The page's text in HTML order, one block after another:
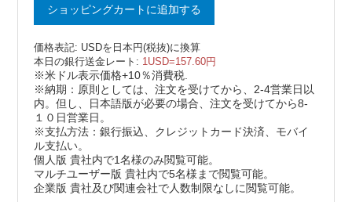
ショッピングカートに追加する
価格表記: USDを日本円(税抜)に換算
本日の銀行送金レート: 1USD=157.60円
※米ドル表示価格+10％消費税.
※納期：原則としては、注文を受けてから、2-4営業日以
内。但し、日本語版が必要の場合、注文を受けてから8-
１０日営業日。
※支払方法：銀行振込、クレジットカード決済、モバイ
ル支払い。
個人版 貴社内で1名様のみ閲覧可能。
マルチユーザー版 貴社内で5名様まで閲覧可能。
企業版 貴社及び関連会社で人数制限なしに閲覧可能。